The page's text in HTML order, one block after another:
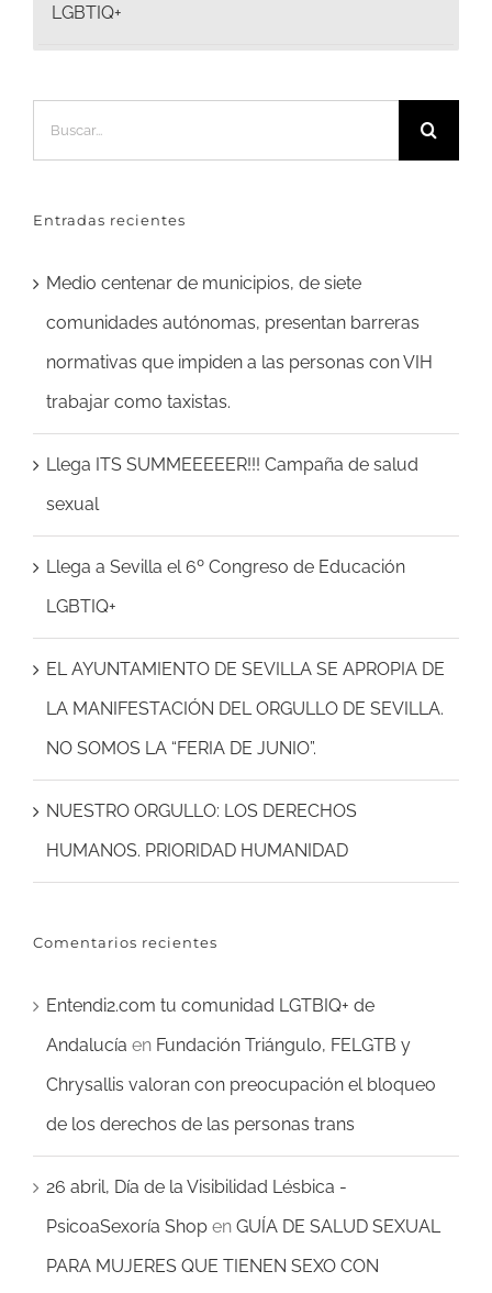
LGBTIQ+
Entradas recientes
Medio centenar de municipios, de siete
comunidades autónomas, presentan barreras
normativas que impiden a las personas con VIH
trabajar como taxistas.
Llega ITS SUMMEEEEER!!! Campaña de salud
sexual
Llega a Sevilla el 6º Congreso de Educación
LGBTIQ+
EL AYUNTAMIENTO DE SEVILLA SE APROPIA DE
LA MANIFESTACIÓN DEL ORGULLO DE SEVILLA.
NO SOMOS LA “FERIA DE JUNIO”.
NUESTRO ORGULLO: LOS DERECHOS
HUMANOS. PRIORIDAD HUMANIDAD
Comentarios recientes
Entendi2.com tu comunidad LGTBIQ+ de
Andalucía en Fundación Triángulo, FELGTB y
Chrysallis valoran con preocupación el bloqueo
de los derechos de las personas trans
26 abril, Día de la Visibilidad Lésbica -
PsicoaSexoría Shop en GUÍA DE SALUD SEXUAL
PARA MUJERES QUE TIENEN SEXO CON